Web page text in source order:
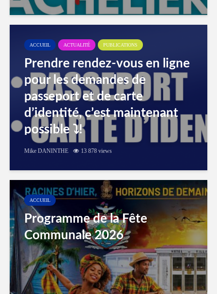
ACCUEIL ACTUALITÉ PUBLICATIONS
Prendre rendez-vous en ligne
pour les demandes de
passeport et de carte
d’identité, c’est maintenant
possible ⤵️!
Mike DANINTHE 13 878 views
ACCUEIL
Programme de la Fête
Communale 2026